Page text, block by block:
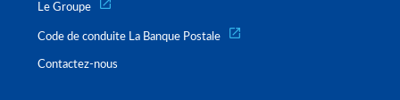
Le Groupe
Code de conduite La Banque Postale
Contactez-nous